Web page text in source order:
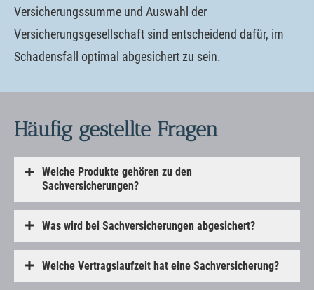
Versicherungssumme und Auswahl der
Versicherungsgesellschaft sind entscheidend dafür, im
Schadensfall optimal abgesichert zu sein.
Häufig gestellte Fragen
Welche Produkte gehören zu den
Sachversicherungen?
Was wird bei Sachversicherungen abgesichert?
Welche Vertragslaufzeit hat eine Sachversicherung?